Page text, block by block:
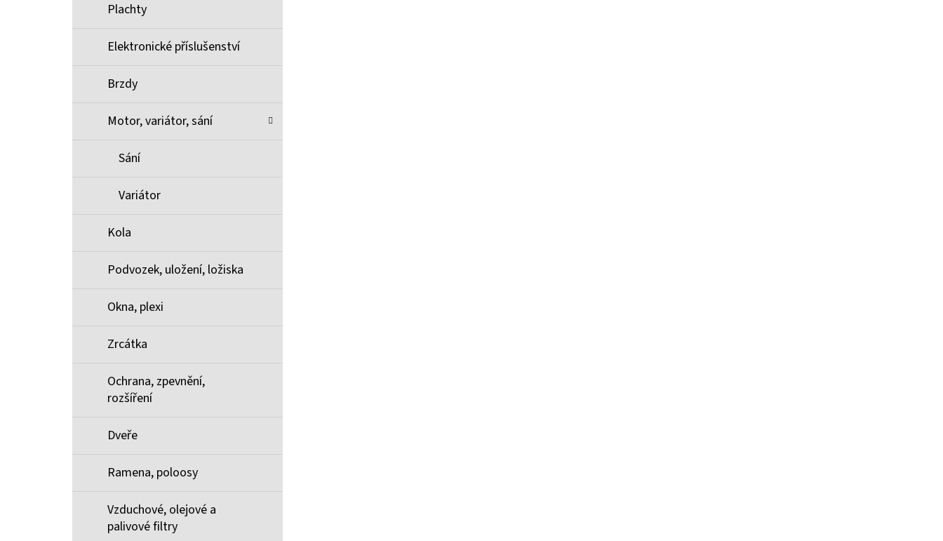
Plachty
Elektronické příslušenství
Brzdy
Motor, variátor, sání
Sání
Variátor
Kola
Podvozek, uložení, ložiska
Okna, plexi
Zrcátka
Ochrana, zpevnění,
rozšíření
Dveře
Ramena, poloosy
Vzduchové, olejové a
palivové filtry